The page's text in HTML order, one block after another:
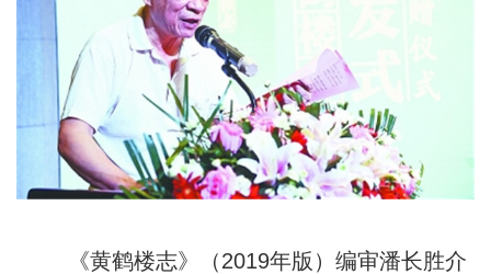
《黄鹤楼志》（2019年版）编审潘长胜介